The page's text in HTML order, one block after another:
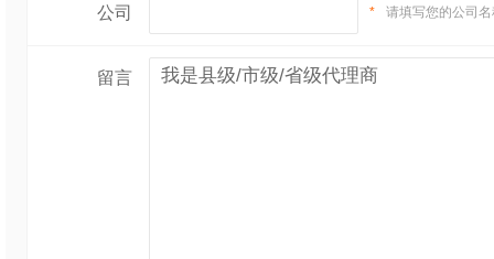
公司 * 请填写您的公司
留言